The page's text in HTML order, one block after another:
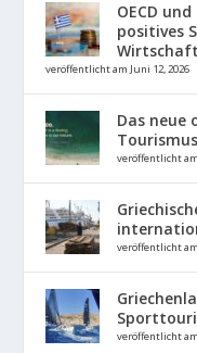
OECD
positives
Wirtschaft
veröffentlicht am Juni 12, 2026
Das neue
veröffentlicht
veröffentlicht
veröffentlicht